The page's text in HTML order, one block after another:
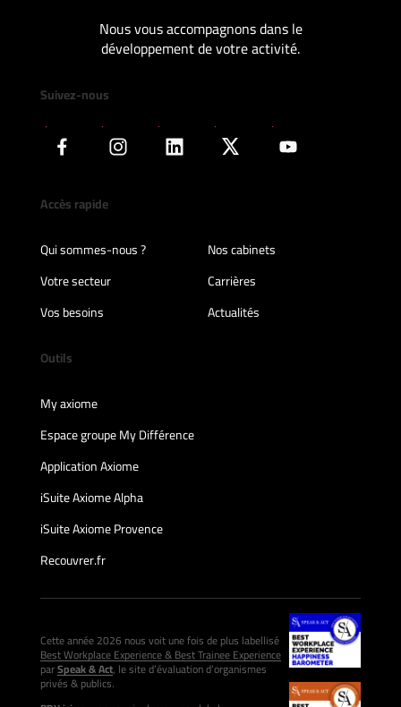
Nous vous accompagnons dans le
développement de votre activité.
Suivez-nous
Accès rapide
Qui sommes-nous ?
Nos cabinets
Votre secteur
Carrières
Vos besoins
Actualités
Outils
My axiome
Espace groupe My Différence
Application Axiome
iSuite Axiome Alpha
iSuite Axiome Provence
Recouvrer.fr
Cette année 2026 nous voit une fois de plus labellisé
Best Workplace Experience & Best Trainee Experience
parSpeak & Act, le site d’évaluation d’organismes
privés & publics.